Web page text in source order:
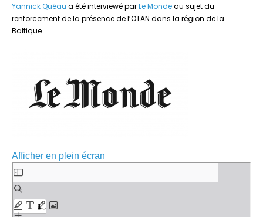
Yannick Quéau a été interviewé parLe Mondeau sujet du
renforcement de la présence de l’OTAN dans la région de la
Baltique.
Afficher en plein écran
Aller
au
contenu
PDF